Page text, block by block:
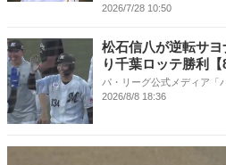
2026/7/28 10:50
松石信八が逆転サ
り千葉ロッテ勝利【
パ・リーグ公式メディア「
2026/8/8 18:36